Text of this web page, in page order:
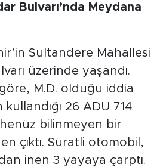
Bulvarı’nda Meydana
Sultandere Mahallesi
üzerinde yaşandı.
M.D. olduğu iddia
26 ADU 714
bilinmeyen bir
çıktı. Süratli otomobil,
inen 3 yayaya çarptı.